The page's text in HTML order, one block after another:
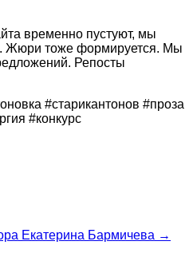
временно пустуют, мы
Жюри тоже формируется. Мы
Репосты
#старикантонов #проза
#конкурс
Екатерина Бармичева →